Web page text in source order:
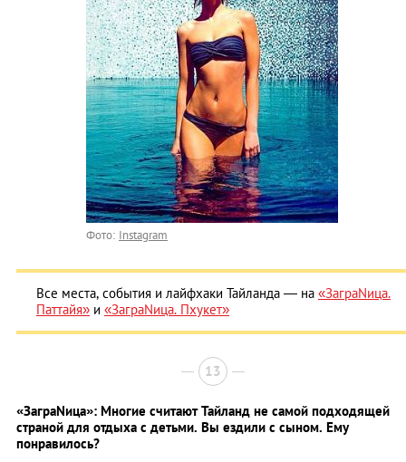
Фото: Instagram
Все места, события и лайфхаки Тайланда — на «ЗаграNица.
Паттайя» и «ЗаграNица. Пхукет»
13
«ЗаграNица»: Многие считают Тайланд не самой подходящей
страной для отдыха с детьми. Вы ездили с сыном. Ему
понравилось?